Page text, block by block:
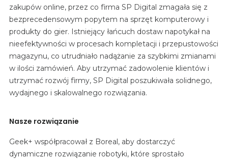
zakupów online, przez co firma SP Digital zmagała się z
bezprecedensowym popytem na sprzęt komputerowy i
produkty do gier. Istniejący łańcuch dostaw napotykał na
nieefektywności w procesach kompletacji i przepustowości
magazynu, co utrudniało nadążanie za szybkimi zmianami
w ilości zamówień. Aby utrzymać zadowolenie klientów i
utrzymać rozwój firmy, SP Digital poszukiwała solidnego,
wydajnego i skalowalnego rozwiązania.
Nasze rozwiązanie
Geek+ współpracował z Boreal, aby dostarczyć
dynamiczne rozwiązanie robotyki, które sprostało